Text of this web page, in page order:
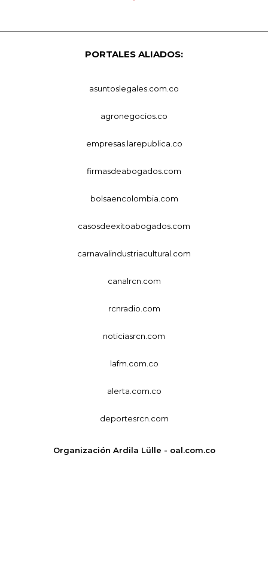
PORTALES ALIADOS:
asuntoslegales.com.co
agronegocios.co
empresas.larepublica.co
firmasdeabogados.com
bolsaencolombia.com
casosdeexitoabogados.com
carnavalindustriacultural.com
canalrcn.com
rcnradio.com
noticiasrcn.com
lafm.com.co
alerta.com.co
deportesrcn.com
Organización Ardila Lülle - oal.com.co